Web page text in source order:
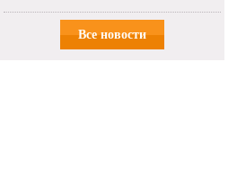
Все новости